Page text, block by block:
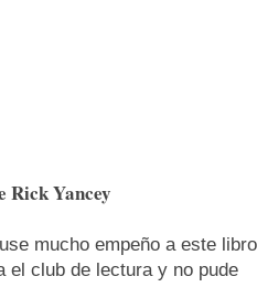
Rick Yancey
mucho empeño a este libro
el club de lectura y no pude